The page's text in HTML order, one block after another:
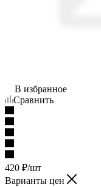
В избранное
Сравнить
420 ₽/шт
Варианты цен